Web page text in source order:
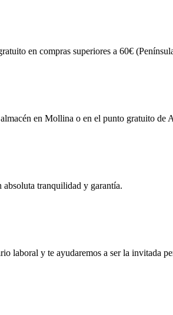
en compras superiores a 60€
en Mollina o en el punto gratuito de
absoluta tranquilidad y garantía.
laboral y te ayudaremos a ser la invitada